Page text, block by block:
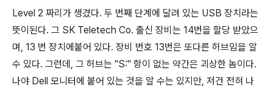
Level 2 짜리가 생겼다. 두 번째 단계에 달려 있는 USB 장치라는
뜻이된다. 그 SK Teletech Co. 출신 장비는 14번을 할당 받았으
며, 13 번 장치에붙어 있다. 장비 번호 13번은 또다른 허브임을 알
수 있다. 그런데, 그 허브는 "S:" 항이 없는 약간은 괴상한 놈이다.
나야 Dell 모니터에 붙어 있는 것을 알 수는 있지만, 저건 전혀 나